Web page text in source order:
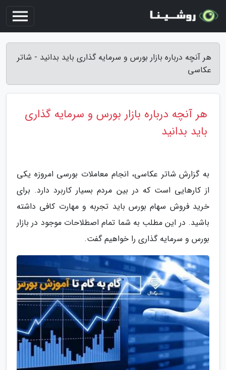
هر آنچه درباره بازار بورس و سرمایه گذاری باید بدانید - شاتر
عکاسی
هر آنچه درباره بازار بورس و سرمایه گذاری
باید بدانید
به گزارش شاتر عکاسی، انجام معاملات بورسی امروزه یکی
از کارهایی است که در بین مردم بسیار کاربرد دارد. برای
خرید فروش سهام بورس باید تجربه و مهارت کافی داشته
باشید. در این مطلب به شما تمام اصطلاحات موجود در بازار
بورس و سرمایه گذاری را خواهیم گفت.